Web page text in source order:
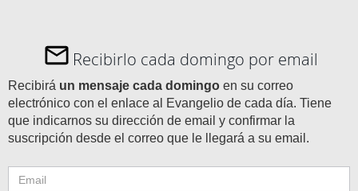
Recibirlo cada domingo por email
Recibirá un mensaje cada domingo en su correo
electrónico con el enlace al Evangelio de cada día. Tiene
que indicarnos su dirección de email y confirmar la
suscripción desde el correo que le llegará a su email.